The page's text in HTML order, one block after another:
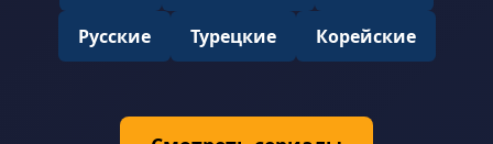
Русские Турецкие Корейские